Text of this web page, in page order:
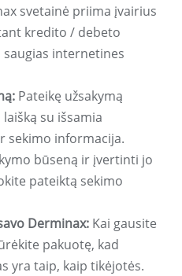
svetainė priima įvairius
kredito / debeto
saugias internetines
Pateikę užsakymą
su išsamia
sekimo informacija.
būseną ir įvertinti jo
pateiktą sekimo
Derminax: Kai gausite
pakuotę, kad
yra taip, kaip tikėjotės.